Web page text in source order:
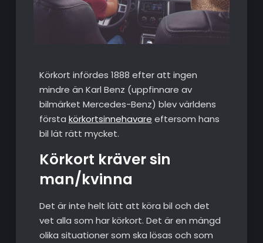
Körkort infördes 1888 efter att ingen
mindre än Karl Benz (uppfinnare av
bilmärket Mercedes-Benz) blev världens
första körkortsinnehavare eftersom hans
bil lät rätt mycket.
Körkort kräver sin
man/kvinna
Det är inte helt lätt att köra bil och det
vet alla som har körkort. Det är en mängd
olika situationer som ska lösas och som